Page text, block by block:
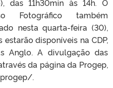
das 11h30min às 14h. O
Fotográfico também
nesta quarta-feira (30),
disponíveis na CDP,
Anglo. A divulgação das
da página da Progep,
.